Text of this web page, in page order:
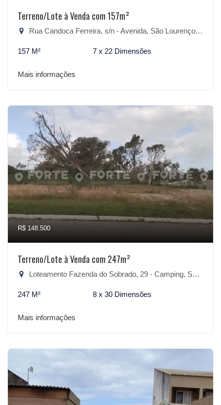
Terreno/Lote à Venda com 157m²
Rua Candoca Ferreira, s/n - Avenida, São Lourenço do Sul-RS
157 M² 7 x 22 Dimensões
Mais informações
R$ 148.500
Terreno/Lote à Venda com 247m²
Loteamento Fazenda do Sobrado, 29 - Camping, São Lourenço do Sul-RS
247 M² 8 x 30 Dimensões
Mais informações